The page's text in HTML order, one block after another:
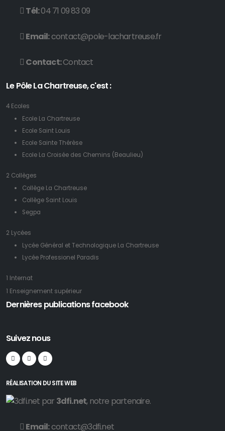
Tél:04 71 09 83 09
Email:contact@pole-lachartreuse.fr
Contact:Contact
Le Pôle La Chartreuse, c'est :
4 Ecoles
Ecole La Chartreuse
Ecole Saint Louis
Ecole Sainte Thérèse
Ecole La Croisée des Chemins (Beaulieu)
2 Collèges
Collège La Chartreuse
Collège Saint Louis
Segpa
2 Lycées
Lycée Général et Technologique La Chartreuse
Lycée Professionel Paradis
1 Internat
1 Enseignement supérieur
Dernières publications facebook
Suivez nous
RÉALISATION DU SITE WEB
par 3dfi.net, notre partenaire.
Email:contact@3dfi.net